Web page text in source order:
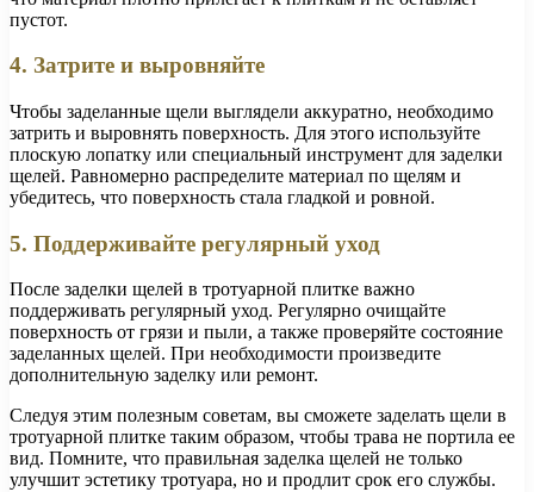
пустот.
4. Затрите и выровняйте
Чтобы заделанные щели выглядели аккуратно, необходимо
затрить и выровнять поверхность. Для этого используйте
плоскую лопатку или специальный инструмент для заделки
щелей. Равномерно распределите материал по щелям и
убедитесь, что поверхность стала гладкой и ровной.
5. Поддерживайте регулярный уход
После заделки щелей в тротуарной плитке важно
поддерживать регулярный уход. Регулярно очищайте
поверхность от грязи и пыли, а также проверяйте состояние
заделанных щелей. При необходимости произведите
дополнительную заделку или ремонт.
Следуя этим полезным советам, вы сможете заделать щели в
тротуарной плитке таким образом, чтобы трава не портила ее
вид. Помните, что правильная заделка щелей не только
улучшит эстетику тротуара, но и продлит срок его службы.